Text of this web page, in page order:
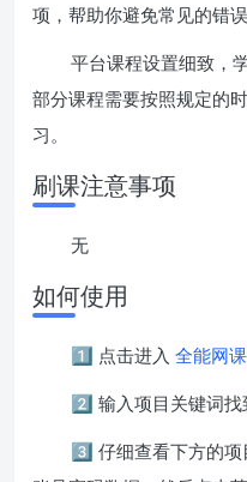
项，帮助你避免常见的错
平台课程设置细致，
部分课程需要按照规定的
习。
刷课注意事项
无
如何使用
1️⃣ 点击进入 全能网
2️⃣ 输入项目关键词找
3️⃣ 仔细查看下方的